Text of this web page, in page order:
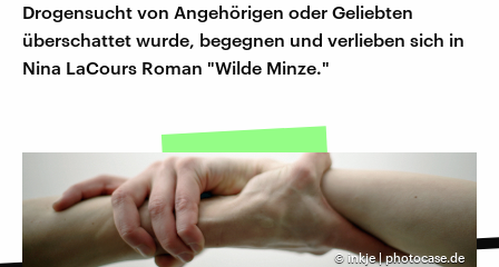
Drogensucht von Angehörigen oder Geliebten
überschattet wurde, begegnen und verlieben sich in
Nina LaCours Roman "Wilde Minze."
© inkje | photocase.de